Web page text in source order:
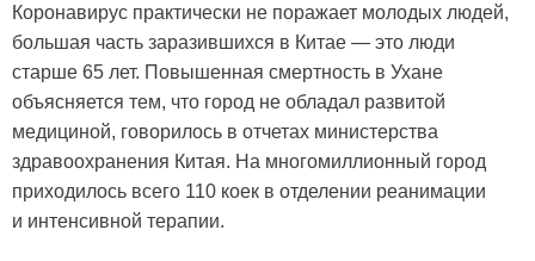
Коронавирус практически не поражает молодых людей,
большая часть заразившихся в Китае — это люди
старше 65 лет. Повышенная смертность в Ухане
объясняется тем, что город не обладал развитой
медициной, говорилось в отчетах министерства
здравоохранения Китая. На многомиллионный город
приходилось всего 110 коек в отделении реанимации
и интенсивной терапии.